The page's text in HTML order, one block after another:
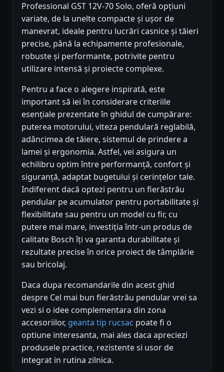
Professional GST 12V-70 Solo, oferă opțiuni
variate, de la unelte compacte și ușor de
manevrat, ideale pentru lucrări casnice și tăieri
precise, până la echipamente profesionale,
robuste și performante, potrivite pentru
utilizare intensă și proiecte complexe.
Pentru a face o alegere inspirată, este
important să iei în considerare criteriile
esențiale prezentate în ghidul de cumpărare:
puterea motorului, viteza pendulară reglabilă,
adâncimea de tăiere, sistemul de prindere a
lamei și ergonomia. Astfel, vei asigura un
echilibru optim între performanță, confort și
siguranță, adaptat bugetului și cerințelor tale.
Indiferent dacă optezi pentru un fierăstrău
pendular pe acumulator pentru portabilitate și
flexibilitate sau pentru un model cu fir, cu
putere mai mare, investiția într-un produs de
calitate Bosch îți va garanta durabilitate și
rezultate precise în orice proiect de tâmplărie
sau bricolaj.
Daca dupa recomandarile din acest ghid
despre Cel mai bun fierăstrău pendular vrei sa
vezi si o idee complementara din zona
accesoriilor, geanta tip rucsac poate fi o
optiune interesanta, mai ales daca apreciezi
produsele practice, rezistente si usor de
integrat in rutina zilnica.